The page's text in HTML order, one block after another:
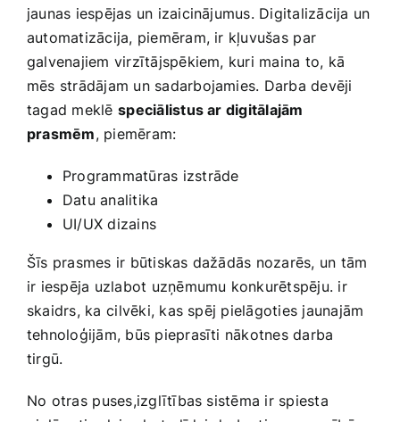
jaunas iespējas un izaicinājumus. Digitalizācija un
automatizācija, piemēram, ir kļuvušas ⁢par
‍galvenajiem virzītājspēkiem, kuri maina to,⁤ kā
mēs strādājam un sadarbojamies. Darba devēji
tagad meklē⁢speciālistus ar digitālajām
prasmēm, piemēram:
Programmatūras izstrāde
Datu analitika
UI/UX ‍dizains
Šīs prasmes ir būtiskas dažādās nozarēs, ⁣un tām
ir‌ iespēja uzlabot uzņēmumu ‌konkurētspēju. ir
skaidrs, ka⁢ cilvēki, kas spēj pielāgoties jaunajām
tehnoloģijām, būs pieprasīti nākotnes darba
tirgū.
No otras⁣ puses,izglītības​ sistēma ir spiesta